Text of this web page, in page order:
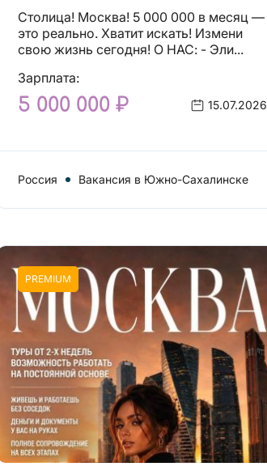
Столица! Москва! 5 000 000 в месяц —
это реально. Хватит искать! Измени
свою жизнь сегодня! О НАС: - Эли...
Зарплата:
5 000 000 ₽ 15.07.2026
Россия Вакансия в Южно-Сахалинске
PREMIUM